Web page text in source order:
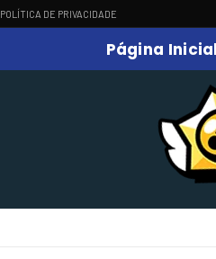
POLÍTICA DE PRIVACIDADE
Página